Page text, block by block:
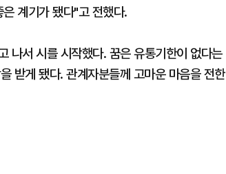
계기가 됐다"고 전했다.
나서 시를 시작했다. 꿈은 유통기한이 없다는
받게 됐다. 관계자분들께 고마운 마음을 전한